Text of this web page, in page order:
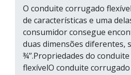
O conduite corrugado
de características e uma
consumidor consegue
duas dimensões diferentes,
¾’’.Propriedades do
flexívelO conduite